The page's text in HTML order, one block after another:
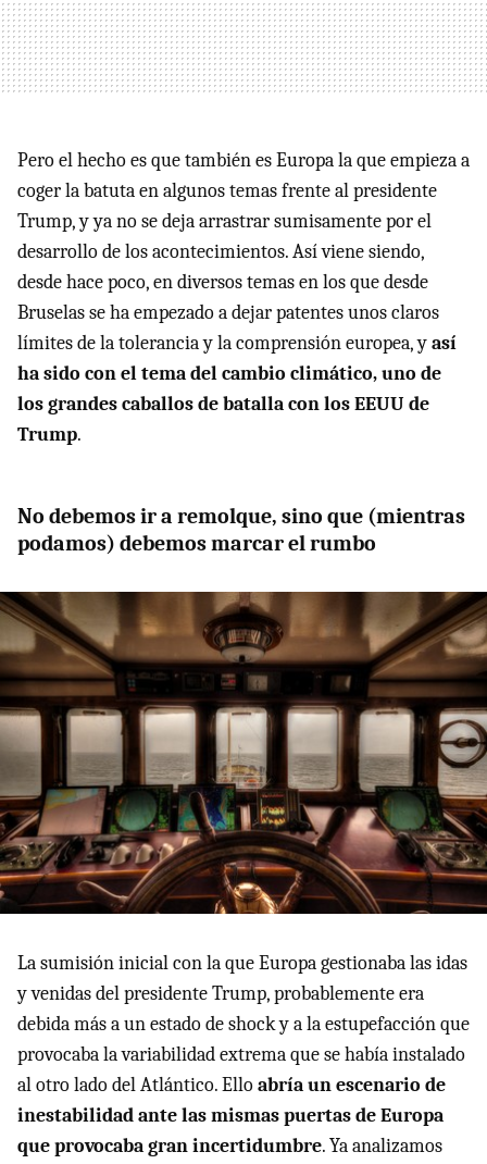
Pero el hecho es que también es Europa la que empieza a
coger la batuta en algunos temas frente al presidente
Trump, y ya no se deja arrastrar sumisamente por el
desarrollo de los acontecimientos. Así viene siendo,
desde hace poco, en diversos temas en los que desde
Bruselas se ha empezado a dejar patentes unos claros
límites de la tolerancia y la comprensión europea, yasí
ha sido con el tema del cambio climático, uno de
los grandes caballos de batalla con los EEUU de
Trump.
No debemos ir a remolque, sino que (mientras
podamos) debemos marcar el rumbo
La sumisión inicial con la que Europa gestionaba las idas
y venidas del presidente Trump, probablemente era
debida más a un estado de shock y a la estupefacción que
provocaba la variabilidad extrema que se había instalado
al otro lado del Atlántico. Elloabría un escenario de
inestabilidad ante las mismas puertas de Europa
que provocaba gran incertidumbre. Ya analizamos